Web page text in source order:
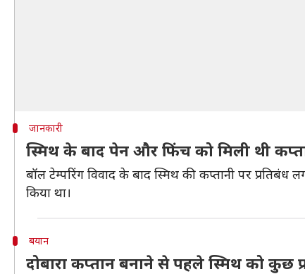
जानकारी
स्मिथ के बाद पेन और फिंच को मिली थी
बॉल टेम्परिंग विवाद के बाद स्मिथ की कप्तानी पर
किया था।
बयान
दोबारा कप्तान बनाने से पहले स्मिथ को कुछ